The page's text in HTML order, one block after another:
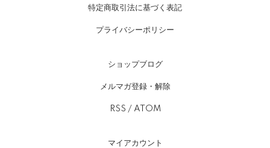
特定商取引法に基づく表記
プライバシーポリシー
ショップブログ
メルマガ登録・解除
RSS / ATOM
マイアカウント